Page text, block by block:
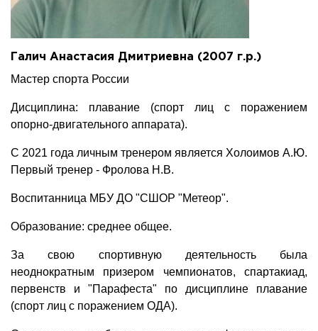
Галич Анастасия Дмитриевна (2007 г.р.)
Мастер спорта России
Дисциплина: плавание (спорт лиц с поражением
опорно-двигательного аппарата).
С 2021 года личным тренером является Холоимов А.Ю.
Первый тренер - Фролова Н.В.
Воспитанница МБУ ДО "СШОР "Метеор".
Образование: среднее общее.
За свою спортивную деятельность была
неоднократным призером чемпионатов, спартакиад,
первенств и "Парафеста" по дисциплине плавание
(спорт лиц с поражением ОДА).